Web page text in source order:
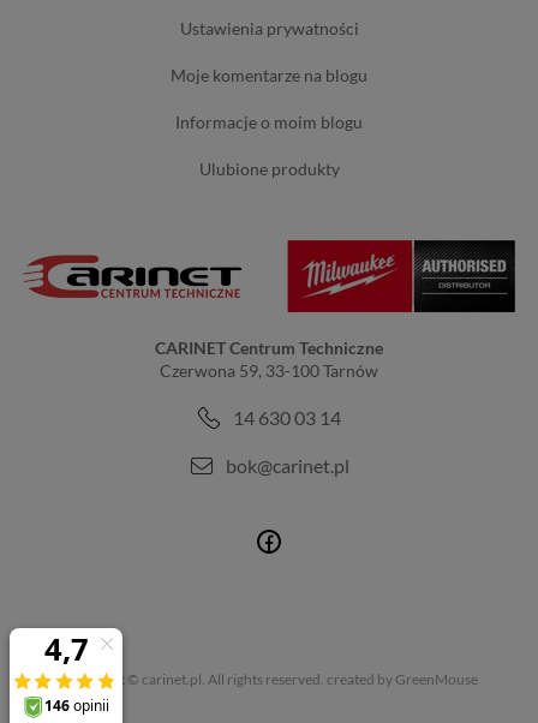
ustawienia prywatności
moje komentarze na blogu
informacje o moim blogu
ulubione produkty
CARINET Centrum Techniczne
Czerwona 59, 33-100 Tarnów
14 630 03 14
bok@carinet.pl
Copyright © carinet.pl. All rights reserved. created by GreenMouse